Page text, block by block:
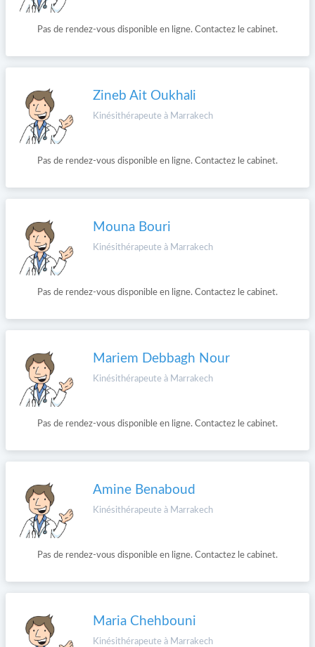
Pas de rendez-vous disponible en ligne. Contactez le cabinet.
Zineb Ait Oukhali
Kinésithérapeute à Marrakech
Pas de rendez-vous disponible en ligne. Contactez le cabinet.
Mouna Bouri
Kinésithérapeute à Marrakech
Pas de rendez-vous disponible en ligne. Contactez le cabinet.
Mariem Debbagh Nour
Kinésithérapeute à Marrakech
Pas de rendez-vous disponible en ligne. Contactez le cabinet.
Amine Benaboud
Kinésithérapeute à Marrakech
Pas de rendez-vous disponible en ligne. Contactez le cabinet.
Maria Chehbouni
Kinésithérapeute à Marrakech